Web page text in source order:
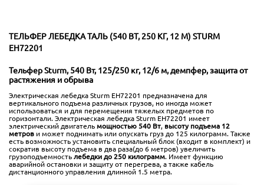
ТЕЛЬФЕР ЛЕБЕДКА ТАЛЬ (540 ВТ, 250 КГ, 12 М) STURM
EH72201
Тельфер Sturm, 540 Вт, 125/250 кг, 12/6 м, демпфер, защита от
растяжения и обрыва
Электрическая лебедка Sturm EH72201 предназначена для
вертикального подъема различных грузов, но иногда может
использоваться и для перемещения тяжелых предметов по
горизонтали. Электрическая лебедка Sturm EH72201 имеет
электрический двигатель мощностью 540 Вт, высоту подъема 12
метров и может поднимать или опускать груз до 125 килограмм. Также
есть возможность установить специальный блок (входит в комплект) и
сократив высоту подъема в два раза(до 6 метров) увеличить
грузоподъемность лебедки до 250 килограмм. Имеет функцию
аварийной остановки и защиту от перегрева, а также кабель
дистанционного управления длинной 1.5 метра.